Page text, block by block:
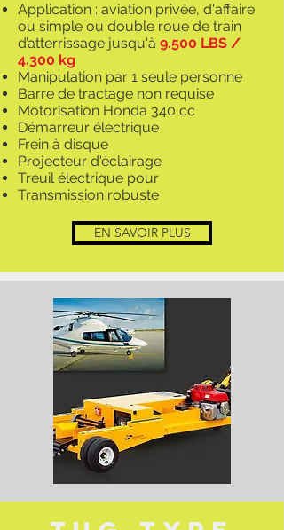
Application : aviation privée, d'affaire
ou simple ou double roue de train
d’atterrissage jusqu'à 9.500 LBS /
4.300 kg
Manipulation par 1 seule personne
Barre de tractage non requise
Motorisation Honda 340 cc
Démarreur électrique
Frein à disque
Projecteur d'éclairage
Treuil électrique pour
Transmission robuste
EN SAVOIR PLUS